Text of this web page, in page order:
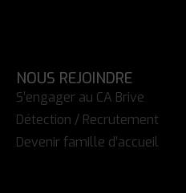
NOUS REJOINDRE
S’engager au CA Brive
Détection / Recrutement
Devenir famille d’accueil